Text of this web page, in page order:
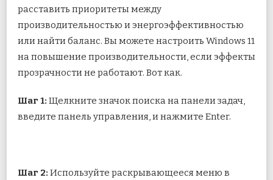
расставить приоритеты между
производительностью и энергоэффективностью
или найти баланс. Вы можете настроить Windows 11
на повышение производительности, если эффекты
прозрачности не работают. Вот как.
Шаг 1: Щелкните значок поиска на панели задач,
введите панель управления, и нажмите Enter.
Шаг 2: Используйте раскрывающееся меню в